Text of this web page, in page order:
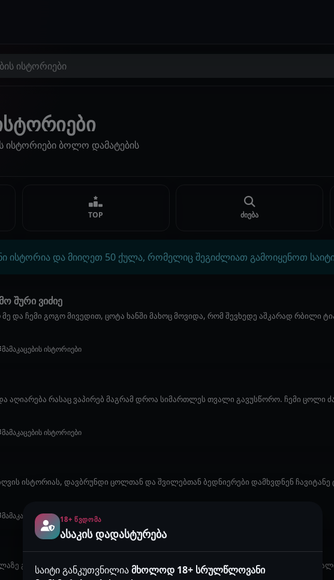
ისტორიები
ისტორიები ბოლო დამატების
TOP ძიება
ისტორია და მიიღეთ 50 ქულა, რომელიც შეგიძლიათ გამოიყენოთ
შური ვიძიე
და ჩემი გოგო მივედით, ცოტა ხანში მახოც მოვიდა, რომ შევხედე აშკარად რბილი
მამაკაცების ისტორიები
აღიარება რასაც ვაპირებ მაგრამ დროა სიმართლეს თვალი გავუსწორო. ჩემი ცოლი
მამაკაცების ისტორიები
ისტორიას, დავბრუნდი ცოლთან და შვილებთან ბედნიერები დამხვდნენ ჩავიტანე
მამაკაცების ისტორიები
გამორჩეული ადამიანი იყო ეს გოგო, მიუხედავად ხანმოკლე ურთიერთობისა,
18+ ᲬᲕᲓᲝᲛᲐ
ასაკის დადასტურება
საიტი განკუთვნილიამხოლოდ 18+ სრულწლოვანი